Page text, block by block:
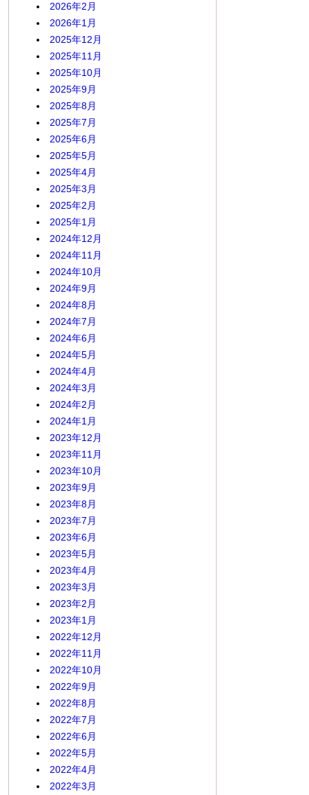
2026年2月
2026年1月
2025年12月
2025年11月
2025年10月
2025年9月
2025年8月
2025年7月
2025年6月
2025年5月
2025年4月
2025年3月
2025年2月
2025年1月
2024年12月
2024年11月
2024年10月
2024年9月
2024年8月
2024年7月
2024年6月
2024年5月
2024年4月
2024年3月
2024年2月
2024年1月
2023年12月
2023年11月
2023年10月
2023年9月
2023年8月
2023年7月
2023年6月
2023年5月
2023年4月
2023年3月
2023年2月
2023年1月
2022年12月
2022年11月
2022年10月
2022年9月
2022年8月
2022年7月
2022年6月
2022年5月
2022年4月
2022年3月